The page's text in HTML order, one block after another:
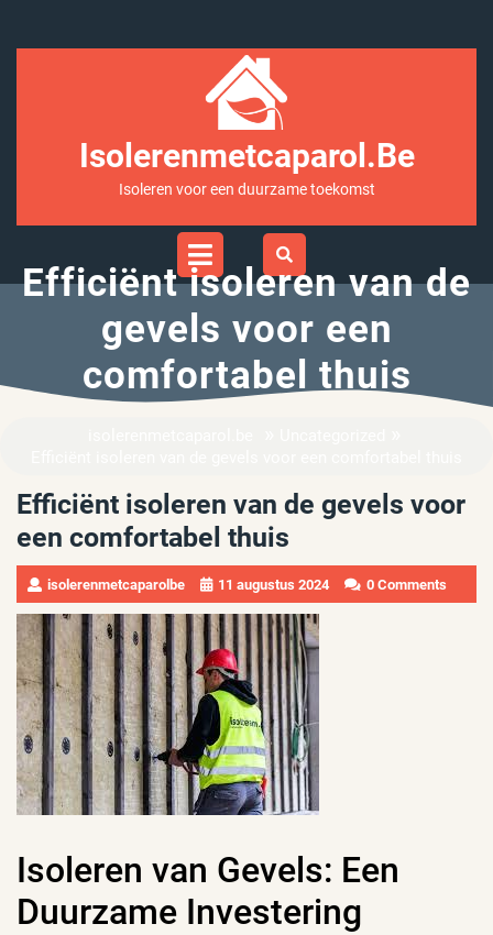
Isolerenmetcaparol.be
Isoleren voor een duurzame toekomst
Open
Efficiënt isoleren van de
gevels voor een
comfortabel thuis
Efficiënt isoleren van de gevels voor
een comfortabel thuis
isolerenmetcaparolbe 11 augustus 2024 0 Comments
Isoleren van Gevels: Een
Duurzame Investering